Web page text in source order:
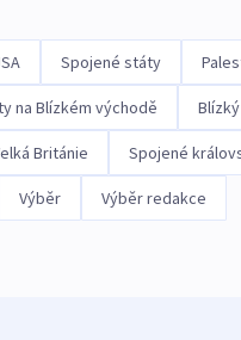
Spojené státy
na Blízkém východě
Británie Spojené
Výběr Výběr redakce